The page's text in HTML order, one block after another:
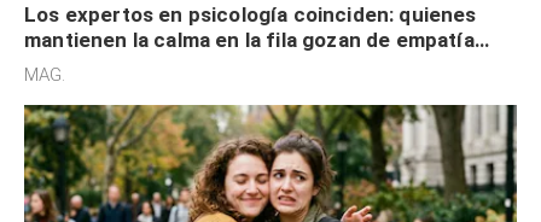
Los expertos en psicología coinciden: quienes
mantienen la calma en la fila gozan de empatía
cognitiva, gratitud y no solo tienen autocontrol
MAG.